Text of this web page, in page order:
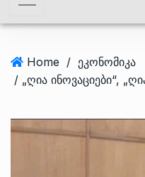
Home / ეკონომიკა